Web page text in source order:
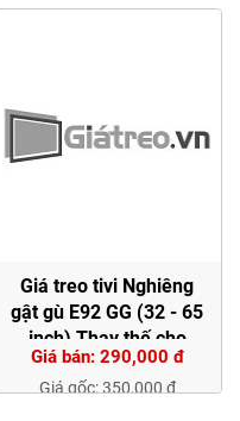
Giá treo tivi Nghiêng
gật gù E92 GG (32 - 65
inch) Thay thế cho
NBC2-T
Giá bán: 290,000 đ
Giá gốc: 350,000 đ